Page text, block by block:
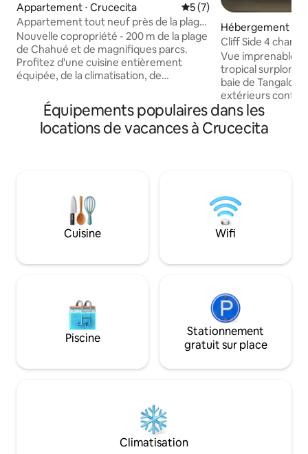
Appartement ⋅ Crucecita Évaluation moyenne sur
5 (7)
Appartement tout neuf près de la plage
de Chahué
Nouvelle copropriété - 200 m de la plage
de Chahué et de magnifiques parcs.
Profitez d'une cuisine entièrement
équipée, de la climatisation, de
connexion Wi-Fi Starlink, d'une télévision
connectée et d'un grand balcon privé
avec vue dégagée. Situé dans un
adultes et les séjours longue durée.
Confort, calme et commodité dans la
ville ensoleillée de Huatulco. Veuillez
noter que les derniers détails du
la buanderie et les magasins ne sont pas
Hébergement ⋅
a
Cliff Side 4
piscine,
Vue imprenable,
tropical
baie de
extérieurs
équipements.
équipée,
Salle à manger et
voiture du Centro
peut accueillir 8
commencent à 2
seront ajustés en
Équipements populaires dans les
locations de vacances à Crucecita
Cuisine Wifi
Piscine
Stationnement
gratuit sur place
Climatisation